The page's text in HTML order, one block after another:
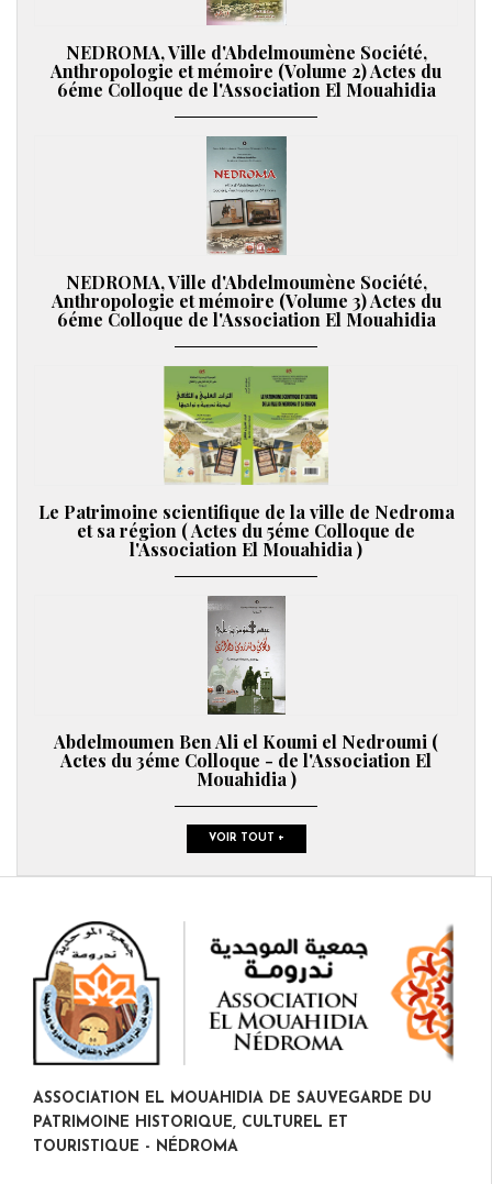
NEDROMA, Ville d'Abdelmoumène Société,
Anthropologie et mémoire (Volume 2) Actes du
6éme Colloque de l'Association El Mouahidia
NEDROMA, Ville d'Abdelmoumène Société,
Anthropologie et mémoire (Volume 3) Actes du
6éme Colloque de l'Association El Mouahidia
Le Patrimoine scientifique de la ville de Nedroma
et sa région ( Actes du 5éme Colloque de
l'Association El Mouahidia )
Abdelmoumen Ben Ali el Koumi el Nedroumi (
Actes du 3éme Colloque - de l'Association El
Mouahidia )
VOIR TOUT +
ASSOCIATION EL MOUAHIDIA DE SAUVEGARDE DU
PATRIMOINE HISTORIQUE, CULTUREL ET
TOURISTIQUE - NÉDROMA